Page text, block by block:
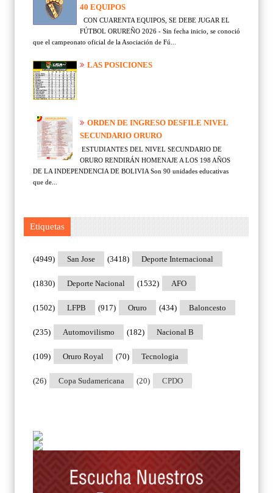
40 EQUIPOS
CON CUARENTA EQUIPOS, SE DEBE JUGAR EL
FÚTBOL ORUREÑO 2026 - Sin fecha inicio, se conoció
que el campeonato oficial de la Asociación de Fú...
LAS POSICIONES
ORDEN DE INGRESO DESFILE NIVEL
SECUNDARIO ORURO
ESTUDIANTES DEL NIVEL SECUNDARIO DE
ORURO RENDIRÁN HOMENAJE A LOS 198 AÑOS
DE LA INDEPENDENCIA DE BOLIVIA Son 90 unidades educativas
que de...
Etiquetas
San Jose
(4949) Deporte Internacional
(3418)
Deporte Nacional
(1830) AFO
(1532)
LFPB
(1502) Oruro
(917) Baloncesto
(434)
Automovilismo
(235) Nacional B
(182)
Oruro Royal
(109) Tecnologia
(70)
Copa Sudamericana
(26) CPDO
(20)